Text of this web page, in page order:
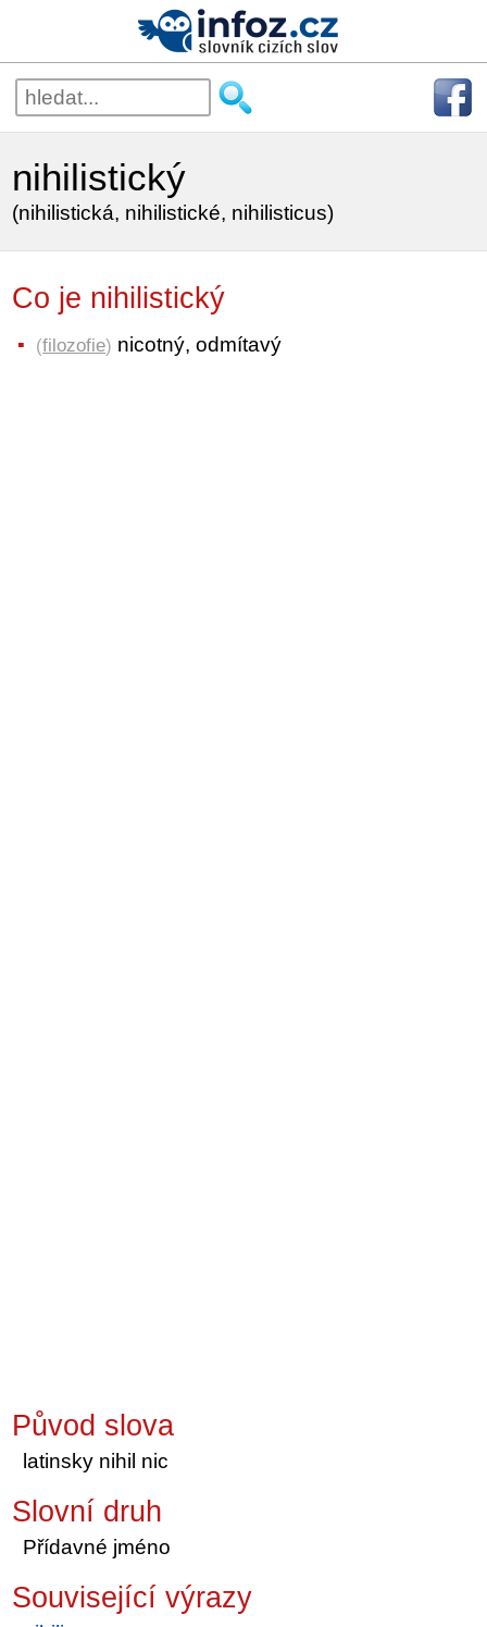
nihilistický
(nihilistická, nihilistické, nihilisticus)
Co je nihilistický
(filozofie) nicotný, odmítavý
Původ slova
latinsky nihil nic
Slovní druh
Přídavné jméno
Související výrazy